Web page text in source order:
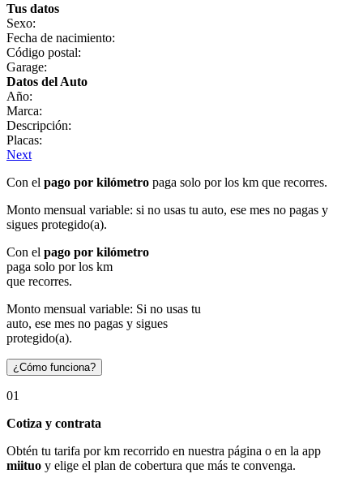
Tus datos
Sexo:
Fecha de nacimiento:
Código postal:
Garage:
Datos del Auto
Año:
Marca:
Descripción:
Placas:
Next
Con el pago por kilómetro paga solo por los km que recorres.
Monto mensual variable: si no usas tu auto, ese mes no pagas y
sigues protegido(a).
Con el pago por kilómetro
paga solo por los km
que recorres.
Monto mensual variable: Si no usas tu
auto, ese mes no pagas y sigues
protegido(a).
¿Cómo funciona?
01
Cotiza y contrata
Obtén tu tarifa por km recorrido en nuestra página o en la app
miituo y elige el plan de cobertura que más te convenga.